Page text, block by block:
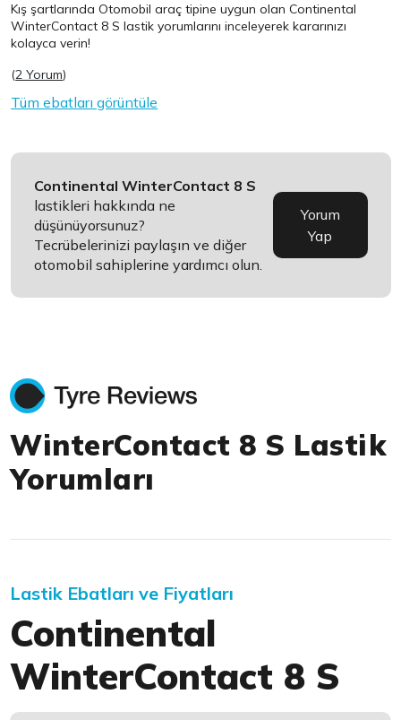
Kış şartlarında Otomobil araç tipine uygun olanContinental
WinterContact 8 S lastik yorumlarını inceleyerek kararınızı
kolayca verin!
(2 Yorum)
Tüm ebatları görüntüle
Continental WinterContact 8 S
lastikleri hakkında ne
düşünüyorsunuz?
Tecrübelerinizi paylaşın ve diğer
otomobil sahiplerine yardımcı olun.
Yorum
Yap
WinterContact 8 S Lastik
Yorumları
Lastik Ebatları ve Fiyatları
Continental
WinterContact 8 S